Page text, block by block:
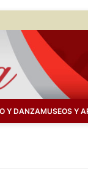
Y DANZAMUSEOS Y